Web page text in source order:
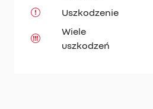
Uszkodzenie
Wiele
uszkodzeń